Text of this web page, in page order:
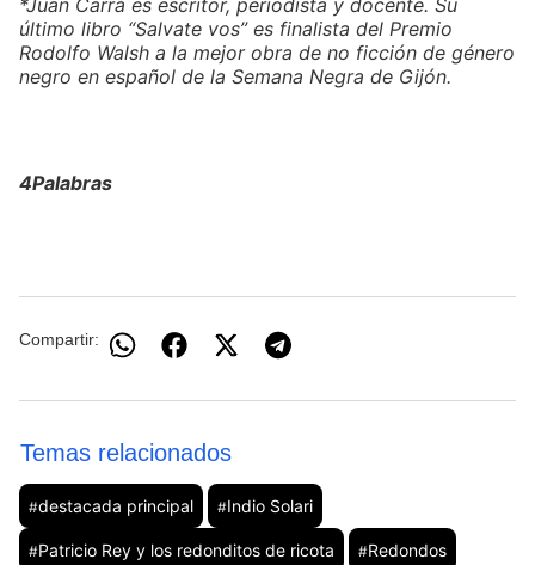
*Juan Carrá es escritor, periodista y docente. Su
último libro “Salvate vos” es finalista del Premio
Rodolfo Walsh a la mejor obra de no ficción de género
negro en español de la Semana Negra de Gijón.
4Palabras
Compartir:
Temas relacionados
#destacada principal #Indio Solari
#Patricio Rey y los redonditos de ricota #Redondos